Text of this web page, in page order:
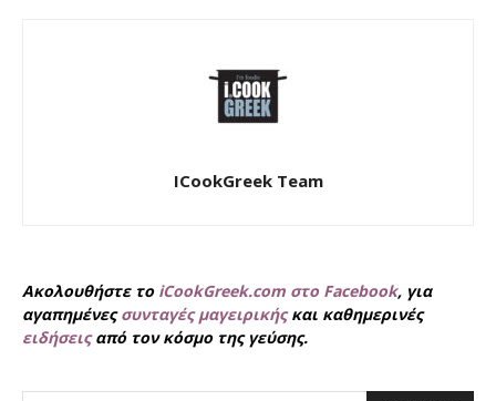
ICookGreek Team
Ακολουθήστε το iCookGreek.com στο Facebook, για
αγαπημένεςσυνταγές μαγειρικήςκαι καθημερινές
ειδήσειςαπό τον κόσμο της γεύσης.